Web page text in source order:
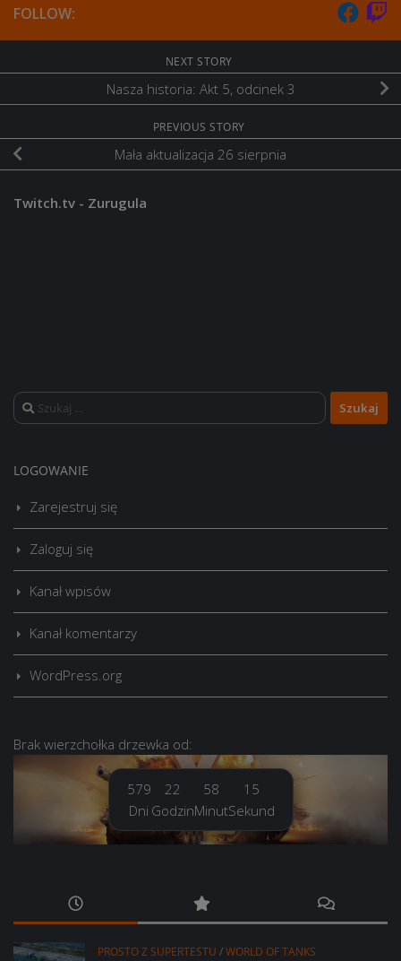
FOLLOW:
NEXT STORY
Nasza historia: Akt 5, odcinek 3
PREVIOUS STORY
Mała aktualizacja 26 sierpnia
Twitch.tv - Zurugula
Szukaj:
LOGOWANIE
Zarejestruj się
Zaloguj się
Kanał wpisów
Kanał komentarzy
WordPress.org
Brak wierzchołka drzewka od:
579
Dni
22
Godzin
58
Minut
16
Sekund
PROSTO Z SUPERTESTU /WORLD OF TANKS